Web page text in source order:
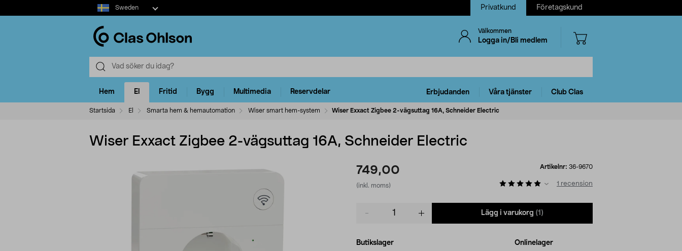
Select
market
Sweden Privatkund Företagskund
Välkommen
Logga in/Bli medlem
Hem El Fritid Bygg Multimedia Reservdelar Erbjudanden Våra tjänster Club Clas
Startsida El Smarta hem & hemautomation Wiser smart hem-system Wiser Exxact Zigbee 2-vägsuttag 16A, Schneider Electric
Wiser Exxact Zigbee 2-vägsuttag 16A, Schneider Electric
749,00
(inkl. moms)
Artikelnr: 36-9670
1 recension
Lägg i varukorg (1)
Butikslager
Onlinelager